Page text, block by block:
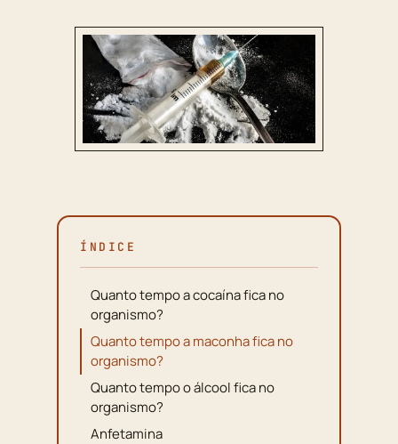
ÍNDICE
Quanto tempo a cocaína fica no
organismo?
Quanto tempo a maconha fica no
organismo?
Quanto tempo o álcool fica no
organismo?
Anfetamina